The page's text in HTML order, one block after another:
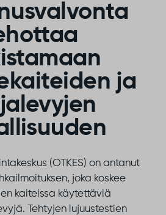
ja
(OTKES) on antanut
joka koskee
kaiteissa käytettäviä
Tehtyjen lujuustestien